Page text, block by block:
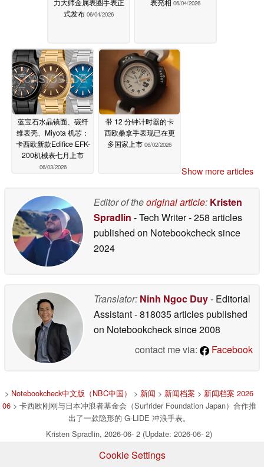
力大师金属表圈手表正
式发布 06/04/2026
表亮相 06/04/2026
蓝宝石水晶镜面、碳纤
维表壳、Miyota 机芯：
卡西欧新款Edifice EFK-
200机械表七月上市
06/03/2026
带 12 分钟计时器的卡
西欧桑拿手表现已在更
多国家上市 06/02/2026
Show more articles
Editor of theoriginal article: Kristen
Spradlin - Tech Writer- 258 articles
published on Notebookchecksince
2024
Translator: Ninh Ngoc Duy- Editorial
Assistant- 818035 articles published
on Notebookchecksince 2008
contact me via:
Facebook
> Notebookcheck中文版（NBC中国） > 新闻 > 新闻档案 > 新闻档案 2026
06> 卡西欧刚刚与日本冲浪者基金会（Surfrider Foundation Japan）合作推
出了一款隐形的 G-LIDE 冲浪手表。
Kristen Spradlin, 2026-06- 2 (Update: 2026-06- 2)
Cookie Settings